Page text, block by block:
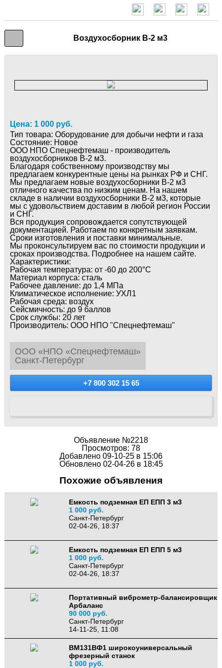
Воздухосборник В-2 м3
Цена: 1 000 руб.
Тип товара: Оборудование для добычи нефти и газа
Состояние: Новое
ООО НПО Спецнефтемаш - производитель
воздухосборников В-2 м3.
Благодаря собственному производству мы
предлагаем конкурентные цены на рынках РФ и СНГ.
Мы предлагаем новые воздухосборники В-2 м3
отличного качества по низким ценам. На нашем
складе в наличии воздухосборники В-2 м3, которые
мы с удовольствием доставим в любой регион России
и СНГ.
Вся продукция сопровождается сопутствующей
документацией. Работаем по конкретным заявкам.
Сроки изготовления и поставки минимальные.
Мы проконсультируем вас по стоимости продукции и
сроках производства. Подробнее на нашем сайте.
Характеристики:
Рабочая температура: от -60 до 200°С
Материал корпуса: сталь
Рабочее давление: до 1,4 МПа
Климатическое исполнение: УХЛ1
Рабочая среда: воздух
Сейсмичность: до 9 баллов
Срок службы: 20 лет
Производитель: ООО НПО "Спецнефтемаш"
ООО «НПО «Спецнефтемаш»
Санкт-Петербург
+7 800 302 15 65
Объявление №2218
Просмотров: 78
Добавлено 09-10-25 в 15:06
Обновлено 02-04-26 в 18:45
Похожие объявления
Емкость подземная ЕП ЕПП 3 м3
1 000 руб.
Санкт-Петербург
02-04-26, 18:37
Емкость подземная ЕП ЕПП 5 м3
1 000 руб.
Санкт-Петербург
02-04-26, 18:37
Портативный виброметр-балансировщик
Арбаланс
90 000 руб.
Санкт-Петербург
14-11-25, 11:08
ВМ131ВФ1 широкоуниверсальный
фрезерный станок
1 000 руб.